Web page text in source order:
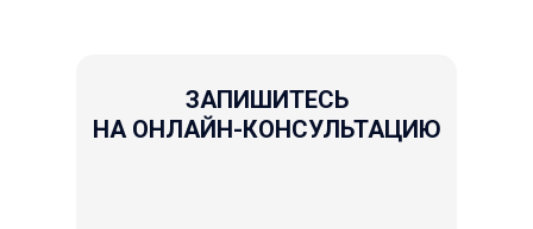
ЗАПИШИТЕСЬ
НА ОНЛАЙН-КОНСУЛЬТАЦИЮ